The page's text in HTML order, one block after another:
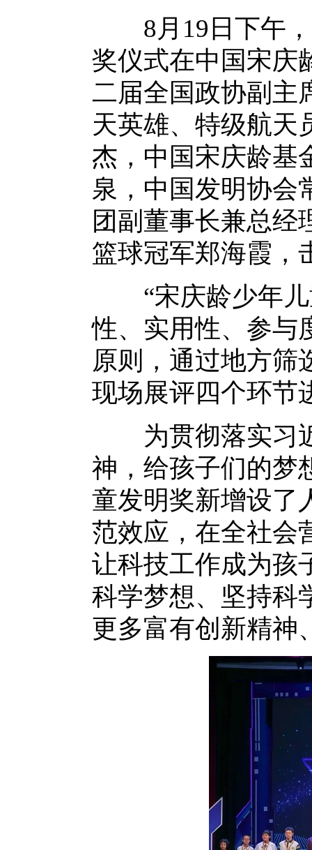
8月19日下午，
奖仪式在中国宋庆
二届全国政协副主
天英雄、特级航天
杰，中国宋庆龄基
泉，中国发明协会
团副董事长兼总经
篮球冠军郑海霞，
“宋庆龄少年儿
性、实用性、参与
原则，通过地方筛
现场展评四个环节
为贯彻落实习近
神，给孩子们的梦
童发明奖新增设了
范效应，在全社会
让科技工作成为孩
科学梦想、坚持科
更多富有创新精神